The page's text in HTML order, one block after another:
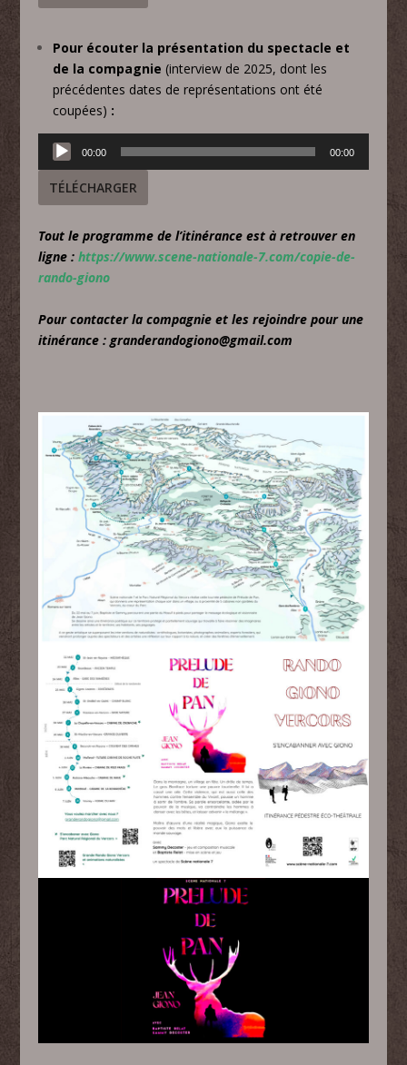
Pour écouter la présentation du spectacle et
de la compagnie(interview de 2025, dont les
précédentes dates de représentations ont été
coupées) :
Lecteur
audio
00:00 00:00
TÉLÉCHARGER
Tout le programme de l’itinérance est à retrouver en
ligne :https://www.scene-nationale-7.com/copie-de-
rando-giono
Pour contacter la compagnie et les rejoindre pour une
itinérance : granderandogiono@gmail.com